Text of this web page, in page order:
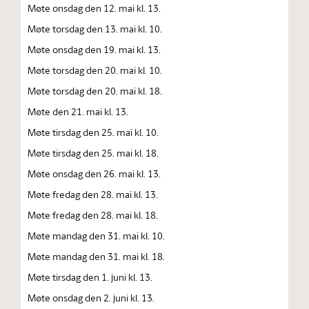
Møte onsdag den 12. mai kl. 13.
Møte torsdag den 13. mai kl. 10.
Møte onsdag den 19. mai kl. 13.
Møte torsdag den 20. mai kl. 10.
Møte torsdag den 20. mai kl. 18.
Møte den 21. mai kl. 13.
Møte tirsdag den 25. mai kl. 10.
Møte tirsdag den 25. mai kl. 18.
Møte onsdag den 26. mai kl. 13.
Møte fredag den 28. mai kl. 13.
Møte fredag den 28. mai kl. 18.
Møte mandag den 31. mai kl. 10.
Møte mandag den 31. mai kl. 18.
Møte tirsdag den 1. juni kl. 13.
Møte onsdag den 2. juni kl. 13.